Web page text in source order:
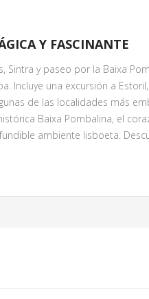
Y FASCINANTE
Sintra y paseo por la Baixa
Incluye una excursión a
de las localidades más
Baixa Pombalina, el
ambiente lisboeta.
LAS BELLAS PLAZAS Y